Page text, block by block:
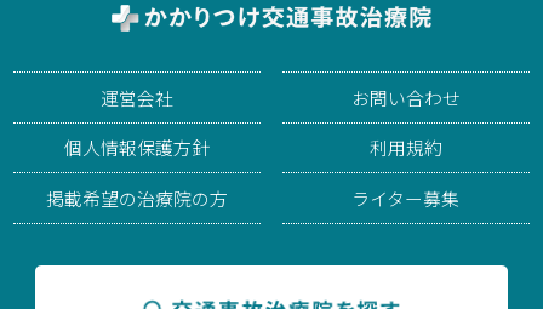
運営会社
個人情報保護方針
掲載希望の治療院の方
お問い合わせ
利用規約
ライター募集